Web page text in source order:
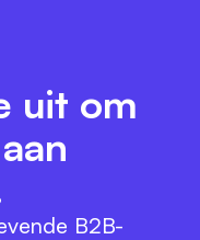
uit om
B2B-